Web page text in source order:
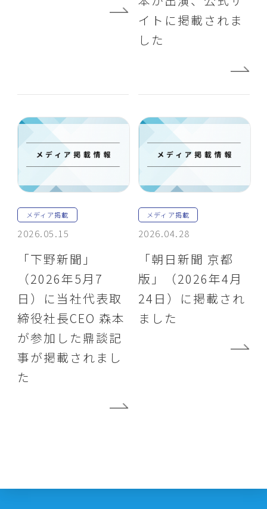
イトに掲載されま
した
メディア掲載
2026.05.15
「下野新聞」
（2026年5月7
日）に当社代表取
締役社長CEO 森本
が参加した鼎談記
事が掲載されまし
た
メディア掲載
2026.04.28
「朝日新聞 京都
版」（2026年4月
24日）に掲載され
ました